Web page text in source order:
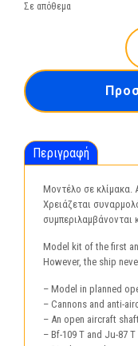
Σε απόθεμα
Περιγραφή
Μοντέλο σε κλίμακα.
Χρειάζεται
Model kit of the first
However, the ship
– Model in planned
– Cannons and anti-
– An open aircraft shaft
– Bf-109 T and Ju-87